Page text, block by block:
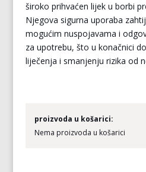
široko prihvaćen lijek u borbi
Njegova sigurna uporaba
mogućim nuspojavama i
za upotrebu, što u konačnici
liječenja i smanjenju rizika od
proizvoda u košarici:
Nema proizvoda u košarici